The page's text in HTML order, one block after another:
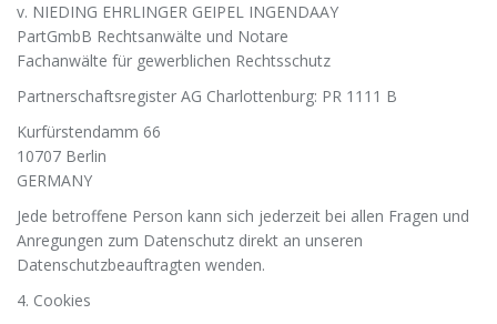
v. NIEDING EHRLINGER GEIPEL INGENDAAY
PartGmbB Rechtsanwälte und Notare
Fachanwälte für gewerblichen Rechtsschutz
Partnerschaftsregister AG Charlottenburg: PR 1111 B
Kurfürstendamm 66
10707 Berlin
GERMANY
Jede betroffene Person kann sich jederzeit bei allen Fragen und
Anregungen zum Datenschutz direkt an unseren
Datenschutzbeauftragten wenden.
4. Cookies